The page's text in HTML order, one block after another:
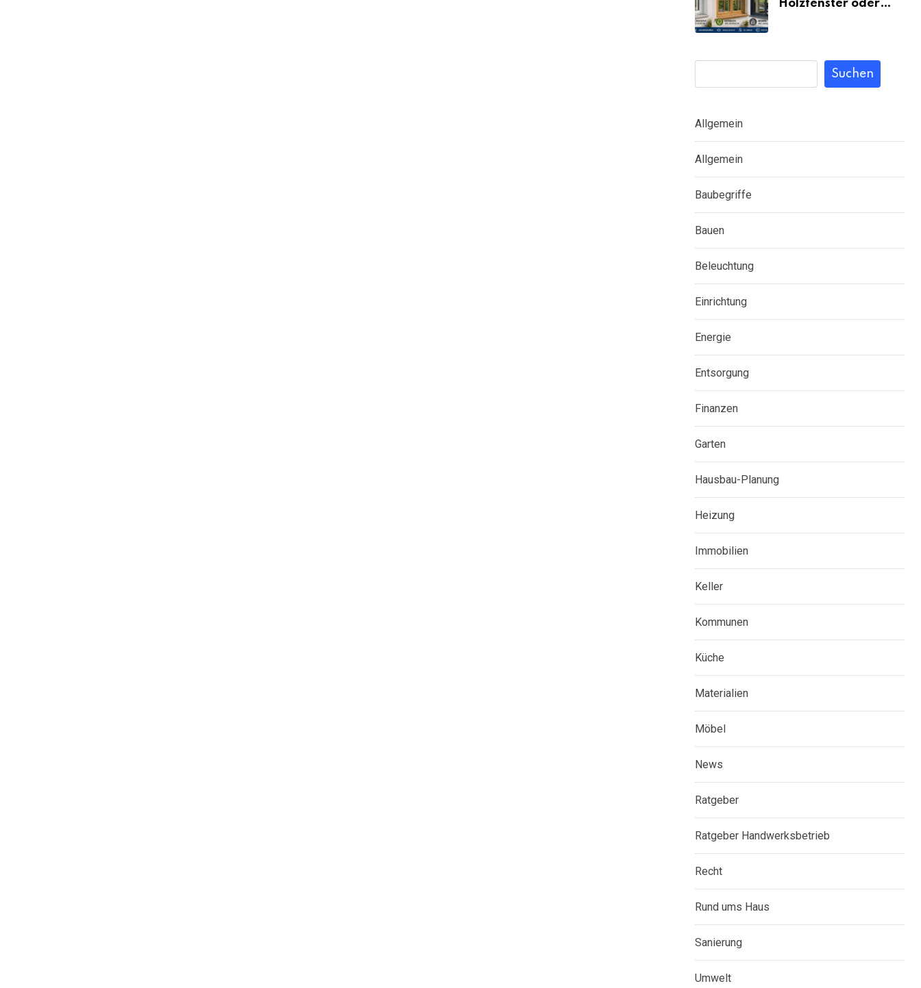
Holzfenster oder
Suchen
Allgemein
Allgemein
Baubegriffe
Bauen
Beleuchtung
Einrichtung
Energie
Entsorgung
Finanzen
Garten
Hausbau-Planung
Heizung
Immobilien
Keller
Kommunen
Küche
Materialien
Möbel
News
Ratgeber
Ratgeber Handwerksbetrieb
Recht
Rund ums Haus
Sanierung
Umwelt